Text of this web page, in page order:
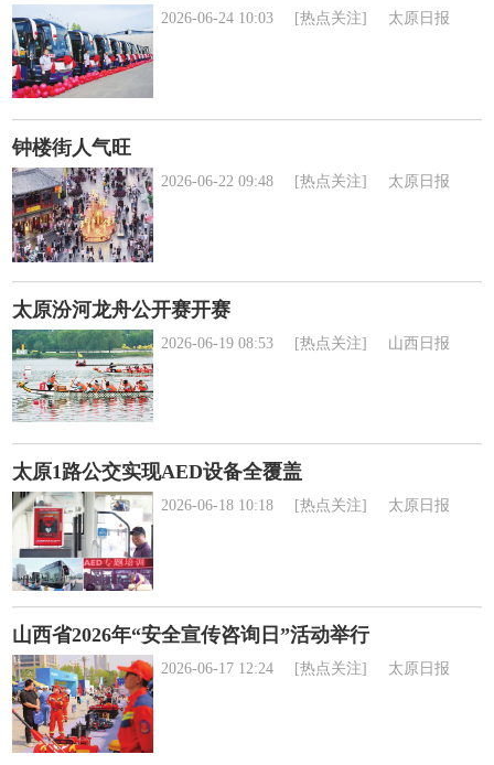
2026-06-24 10:03 [热点关注] 太原日报
钟楼街人气旺
2026-06-22 09:48 [热点关注] 太原日报
太原汾河龙舟公开赛开赛
2026-06-19 08:53 [热点关注] 山西日报
太原1路公交实现AED设备全覆盖
2026-06-18 10:18 [热点关注] 太原日报
山西省2026年“安全宣传咨询日”活动举行
2026-06-17 12:24 [热点关注] 太原日报